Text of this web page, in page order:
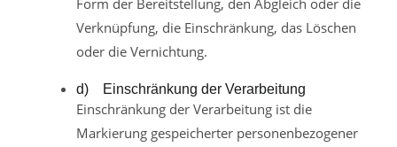
Form der Bereitstellung, den Abgleich oder die
Verknüpfung, die Einschränkung, das Löschen
oder die Vernichtung.
d) Einschränkung der Verarbeitung
Einschränkung der Verarbeitung ist die
Markierung gespeicherter personenbezogener